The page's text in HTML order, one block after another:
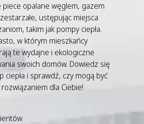
piece opalane węglem, gazem
ustępując miejsca
takim jak pompy ciepła.
w którym mieszkańcy
te wydajne i ekologiczne
swoich domów. Dowiedz się
ciepła i sprawdź, czy mogą być
dla Ciebie!